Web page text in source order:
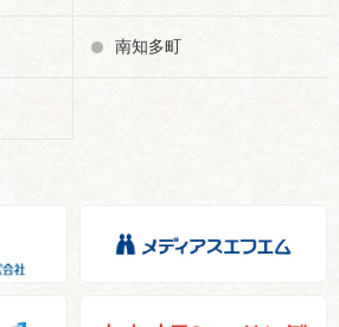
南知多町